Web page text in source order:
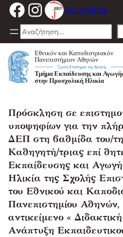
Μετάβαση
στο
περιεχόμενο
Facebook
Instagram
210-3688196
Search
Πρόσκληση σε
υποψηφίων για την
ΔΕΠ στη βαθμίδα του/
Καθηγητή/τριας επί
Εκπαίδευσης και
Ηλικία της Σχολής
του Εθνικού και
Πανεπιστημίου Αθηνών,
αντικείμενο «
Ανάπτυξη